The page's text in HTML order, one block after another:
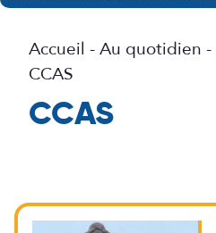
Accueil -Au quotidien -
CCAS
CCAS